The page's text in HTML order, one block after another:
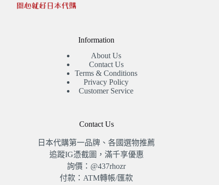
Information
About Us
Contact Us
Terms & Conditions
Privacy Policy
Customer Service
Contact Us
日本代購第一品牌、各國選物推薦
追蹤IG憑截圖，滿千享優惠
詢價：@437rhozr
付款：ATM轉帳/匯款